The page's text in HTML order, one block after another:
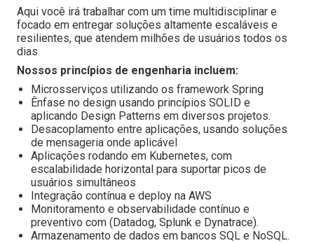
Aqui você irá trabalhar com um time multidisciplinar e
focado em entregar soluções altamente escaláveis e
resilientes, que atendem milhões de usuários todos os
dias.
Nossos princípios de engenharia incluem:
Microsserviços utilizando os framework Spring
Ênfase no design usando princípios SOLID e
aplicando Design Patterns em diversos projetos.
Desacoplamento entre aplicações, usando soluções
de mensageria onde aplicável
Aplicações rodando em Kubernetes, com
escalabilidade horizontal para suportar picos de
usuários simultâneos
Integração contínua e deploy na AWS
Monitoramento e observabilidade contínuo e
preventivo com (Datadog, Splunk e Dynatrace).
Armazenamento de dados em bancos SQL e NoSQL.